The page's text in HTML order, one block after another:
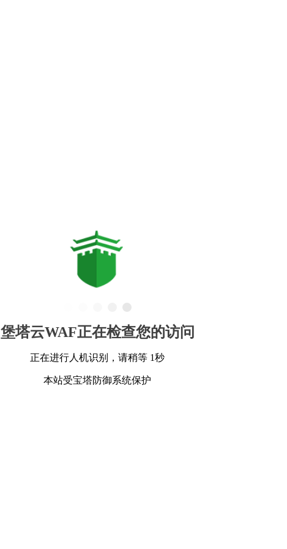
堡塔云WAF正在检查您的访问
正在进行人机识别，请稍等 1秒
本站受宝塔防御系统保护